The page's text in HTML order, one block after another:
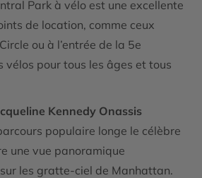
Park à vélo est une excellente
de location, comme ceux
ou à l’entrée de la 5e
vélos pour tous les âges et tous
Kennedy Onassis
populaire longe le célèbre
une vue panoramique
les gratte-ciel de Manhattan.